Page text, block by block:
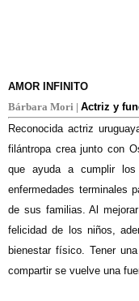
AMOR INFINITO
Bárbara Mori | Actriz y
Reconocida actriz
filántropa crea junto con
que ayuda a cumplir
enfermedades terminales
de sus familias. Al
felicidad de los niños,
bienestar físico. Tener
compartir se vuelve una